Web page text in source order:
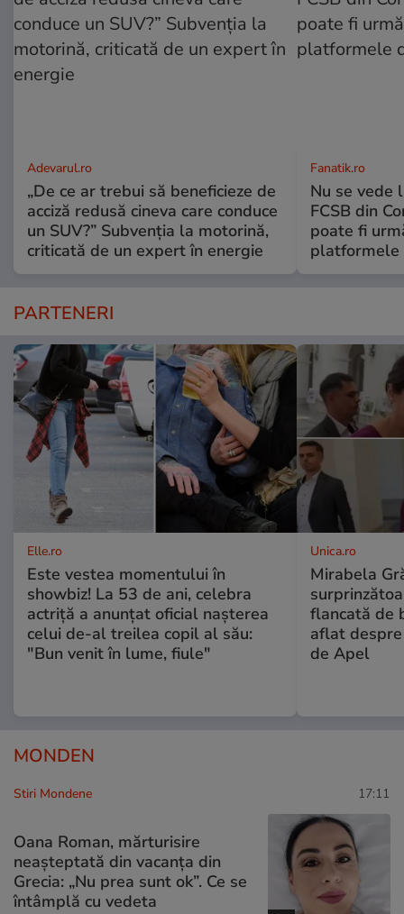
Adevarul.ro
„De ce ar trebui să beneficieze de
acciză redusă cineva care conduce
un SUV?” Subvenția la motorină,
criticată de un expert în energie
Fanatik.ro
Nu se vede
FCSB din
poate fi
platformele
PARTENERI
Elle.ro
Este vestea momentului în
showbiz! La 53 de ani, celebra
actriță a anunțat oficial nașterea
celui de-al treilea copil al său:
"Bun venit în lume, fiule"
Unica.ro
Mirabela
flancată de
aflat
de Apel
MONDEN
Stiri Mondene 17:11
Oana Roman, mărturisire
neașteptată din vacanța din
Grecia: „Nu prea sunt ok”. Ce se
întâmplă cu vedeta